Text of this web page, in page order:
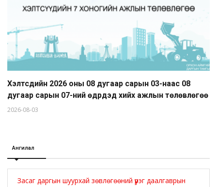
Хэлтсүүдийн 2026 оны 08 дугаар сарын 03-наас 08
дугаар сарын 07-ний өдрүүдэд хийх ажлын төлөвлөгөө
2026-08-03
Ангилал
Засаг даргын шуурхай зөвлөгөөний үүрэг даалгаврын